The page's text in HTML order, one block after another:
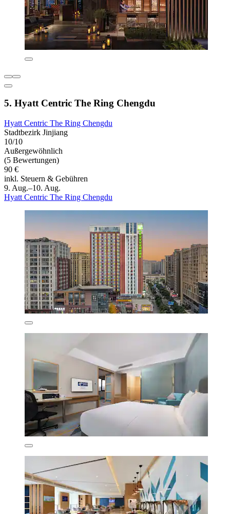
5. Hyatt Centric The Ring Chengdu
Hyatt Centric The Ring Chengdu
Stadtbezirk Jinjiang
10/10
Außergewöhnlich
(5 Bewertungen)
90 €
inkl. Steuern & Gebühren
9. Aug.–10. Aug.
Hyatt Centric The Ring Chengdu